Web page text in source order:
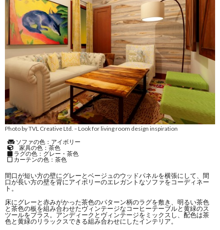
Photo by TVL Creative Ltd. –Look for living room design inspiration
ソファの色：アイボリー
家具の色：茶色
ラグの色：グレー・茶色
カーテンの色：茶色
間口が短い方の壁にグレーとベージュのウッドパネルを横張にして、間
口が長い方の壁を背にアイボリーのエレガントなソファをコーディネー
ト。
床にグレーと赤みがかった茶色のパターン柄のラグを敷き、明るい茶色
と茶色の板を組み合わせたヴィンテージなコーヒーテーブルと黄緑のス
ツールをプラス。アンディークとヴィンテージをミックスし、配色は茶
色と黄緑のリラックスできる組み合わせにしたインテリア。